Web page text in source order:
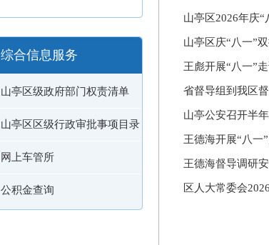
综合信息服务
山亭区级政府部门权责清单
山亭区区级行政审批事项目录
网上车管所
公积金查询
山亭区2026年庆
山亭区庆“八一”
王彪开展“八一”
省督导组到我区
山亭公安召开半
王德海开展“八一
王德海督导调研
区人大常委会